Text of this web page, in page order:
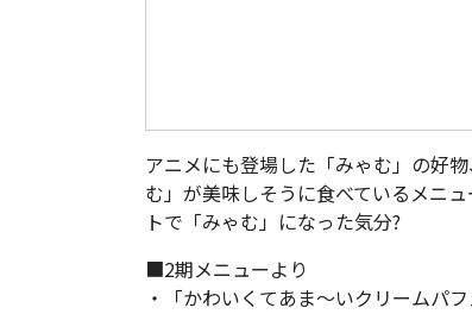
アニメにも登場した「みゃむ」の好
む」が美味しそうに食べているメニ
トで「みゃむ」になった気分?
■2期メニューより
・「かわいくてあま～いクリームパ